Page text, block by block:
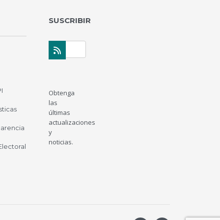
SUSCRIBIR
Obtenga
las
últimas
actualizaciones
y
noticias.